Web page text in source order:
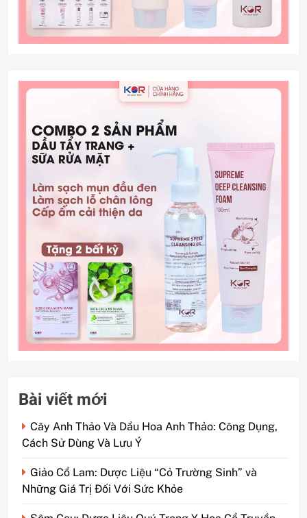
Bài viết mới
Cây Anh Thảo Và Dầu Hoa Anh Thảo: Công Dụng,
Cách Sử Dùng Và Lưu Ý
Giảo Cổ Lam: Dược Liệu “Cỏ Trường Sinh” và
Những Giá Trị Đối Với Sức Khỏe